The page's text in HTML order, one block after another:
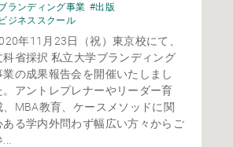
ランディング事業 #出版
ジネススクール
年11月23日（祝）東京校にて、
科省採択 私立大学ブランディング
業の成果報告会を開催いたしまし
。アントレプレナーやリーダー育
、MBA教育、ケースメソッドに関
ある学内外問わず幅広い方々からご